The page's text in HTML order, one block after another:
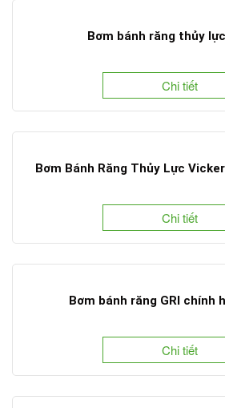
Bơm bánh răng thủy
Chi tiết
Bơm Bánh Răng Thủy Lực
Chi tiết
Bơm bánh răng GRI chính
Chi tiết